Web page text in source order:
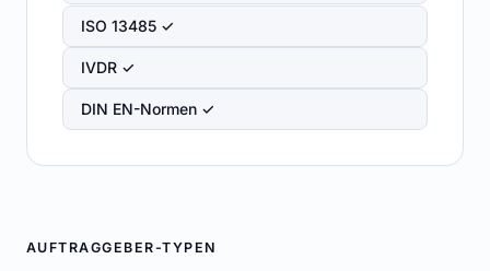
ISO 13485 ✓
IVDR ✓
DIN EN-Normen ✓
AUFTRAGGEBER-TYPEN